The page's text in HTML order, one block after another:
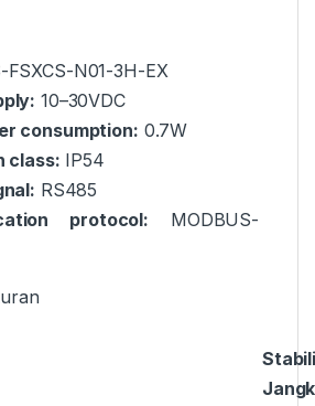
FSXCS-N01-3H-EX
10–30VDC
consumption: 0.7W
class: IP54
RS485
protocol: MODBUS-